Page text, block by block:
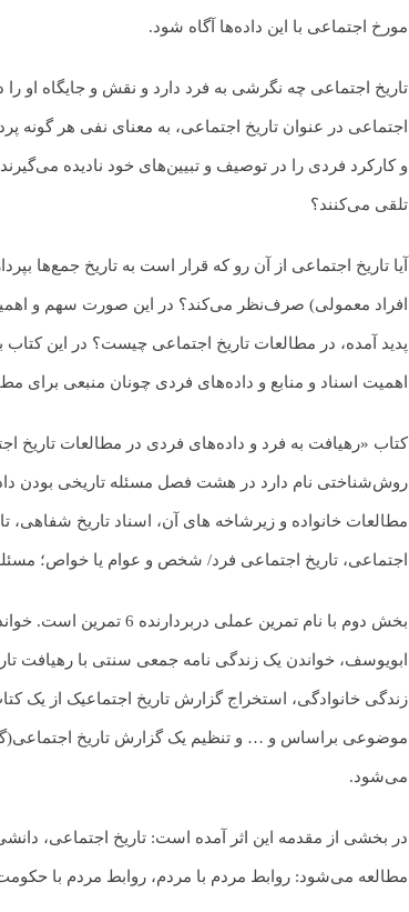
مورخ اجتماعی با این داده‌ها آگاه شود.
تاریخ اجتماعی چه نگرشی به فرد دارد و نقش و جایگاه او
اجتماعی در عنوان تاریخ اجتماعی، به معنای نفی هر
و کارکرد فردی را در توصیف و تبیین‌های خود نادیده
تلقی می‌کنند؟
آیا تاریخ اجتماعی از آن‌ رو که قرار است به تاریخ جمع‌ها
افراد معمولی) صرف‌نظر می‌کند؟ در این صورت سهم و اهمیتِ
پدید آمده، در مطالعات تاریخ اجتماعی چیست؟ در این کتاب
اهمیت اسناد و منابع و داده‌های فردی چونان منبعی برای
کتاب «رهیافت به فرد و داده‌های فردی در مطالعات
روش‌شناختی نام دارد در هشت فصل مسئله تاریخی بودن
مطالعات خانواده و زیرشاخه های آن،‌ اسناد تاریخ شفاهی،
اجتماعی، تاریخ اجتماعی فرد/ شخص و عوام یا خواص؛
بخش دوم با نام تمرین
ابویوسف، خواندن یک زندگی نامه جمعی سنتی با رهیافت
زندگی خانوادگی، استخراج گزارش تاریخ اجتماعیک از
موضوعی براساس و … و تنظیم یک گزارش تاریخ
می‌شود.
در بخشی از مقدمه این اثر آمده است: تاریخ اجتماعی،
مطالعه می‌شود: روابط مردم با مردم، روابط مردم با